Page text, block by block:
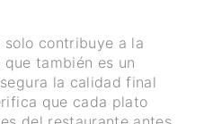
solo contribuye a la
también es un
la calidad final
que cada plato